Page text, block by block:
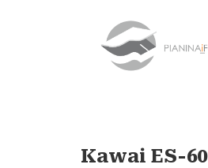
Kawai ES-60